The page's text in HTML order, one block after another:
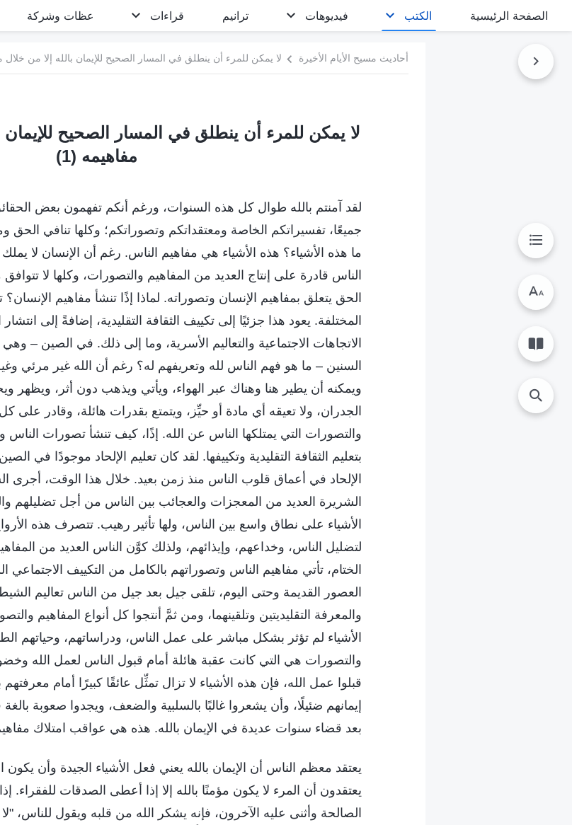
الصفحة الرئيسية الكتب فيديوهات ترانيم قراءات عظات وشركة
أحاديث مسيح الأيام الأخيرة لا يمكن للمرء أن ينطلق في المسار الصحيح للإيمان بالله إلا من خلال
لا يمكن للمرء أن ينطلق في المسار الصحيح للإيمان
مفاهيمه (1)
لقد آمنتم بالله طوال كل هذه السنوات، ورغم أنكم تفهمون بعض
جميعًا، تفسيراتكم الخاصة ومعتقداتكم وتصوراتكم؛ وكلها تنافي الحق
ما هذه الأشياء؟ هذه الأشياء هي مفاهيم الناس. رغم أن الإنسان لا
الناس قادرة على إنتاج العديد من المفاهيم والتصورات، وكلها لا
الحق يتعلق بمفاهيم الإنسان وتصوراته. لماذا إذًا تنشأ مفاهيم
المختلفة. يعود هذا جزئيًا إلى تكييف الثقافة التقليدية، إضافةً إلى
الاتجاهات الاجتماعية والتعاليم الأسرية، وما إلى ذلك. في الصين – وهي
السنين – ما هو فهم الناس لله وتعريفهم له؟ رغم أن الله غير مرئي
ويمكنه أن يطير هنا وهناك عبر الهواء، ويأتي ويذهب دون أثر، ويظهر
الجدران، ولا تعيقه أي مادة أو حيِّز، ويتمتع بقدرات هائلة، وقادر
والتصورات التي يمتلكها الناس عن الله. إذًا، كيف تنشأ تصورات الناس
بتعليم الثقافة التقليدية وتكييفها. لقد كان تعليم الإلحاد موجودًا في
الإلحاد في أعماق قلوب الناس منذ زمن بعيد. خلال هذا الوقت، أجرى
الشريرة العديد من المعجزات والعجائب بين الناس من أجل تضليلهم
الأشياء على نطاق واسع بين الناس، ولها تأثير رهيب. تتصرف هذه
لتضليل الناس، وخداعهم، وإيذائهم، ولذلك كوَّن الناس العديد من
الختام، تأتي مفاهيم الناس وتصوراتهم بالكامل من التكييف الاجتماعي
العصور القديمة وحتى اليوم، تلقى جيل بعد جيل من الناس تعاليم
والمعرفة التقليديتين وتلقينهما، ومن ثمَّ أنتجوا كل أنواع المفاهيم
الأشياء لم تؤثر بشكل مباشر على عمل الناس، ودراساتهم، وحياتهم
والتصورات هي التي كانت عقبة هائلة أمام قبول الناس لعمل الله
قبلوا عمل الله، فإن هذه الأشياء لا تزال تمثِّل عائقًا كبيرًا أمام
إيمانهم ضئيلًا، وأن يشعروا غالبًا بالسلبية والضعف، ويجدوا صعوبة
بعد قضاء سنوات عديدة في الإيمان بالله. هذه هي عواقب امتلاك
يعتقد معظم الناس أن الإيمان بالله يعني فعل الأشياء الجيدة وأن
يعتقدون أن المرء لا يكون مؤمنًا بالله إلا إذا أعطى الصدقات للفقراء.
الصالحة وأثنى عليه الآخرون، فإنه يشكر الله من قلبه ويقول للناس،